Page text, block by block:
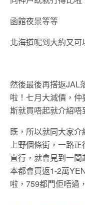
函館夜景等等
北海道呢到大約又可
然後最後再搭返JAL
啦！七月大減價，
斯就買唔起就介紹
既，所以就同大家
上野個條街，一路
直行，就會見到一
本都會買返1-2萬
啦，759都鬥佢唔過